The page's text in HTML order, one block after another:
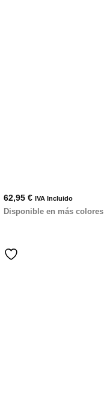
62,95 € IVA Incluido
Disponible en más colores